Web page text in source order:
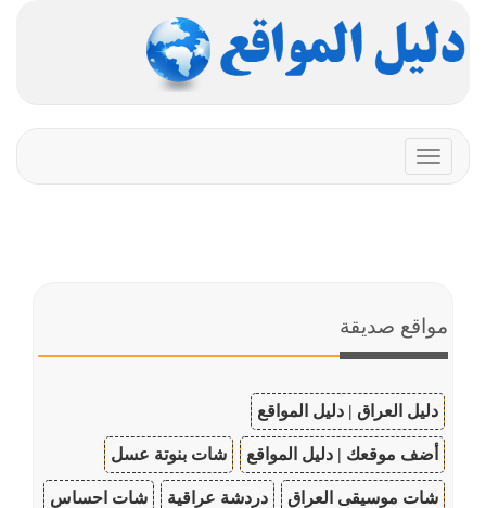
Toggle
navigation
مواقع صديقة
دليل العراق | دليل المواقع
أضف موقعك | دليل المواقع شات بنوتة عسل
شات موسيقى العراق دردشة عراقية شات احساس